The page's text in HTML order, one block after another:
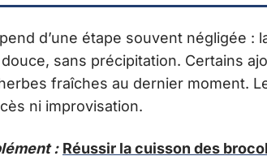
d’une étape souvent négligée :
douce, sans précipitation. Certains
fraîches au dernier moment.
ni improvisation.
: Réussir la cuisson des